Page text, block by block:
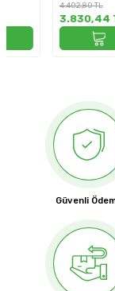
3.830,44TL
Sepete
Güvenli